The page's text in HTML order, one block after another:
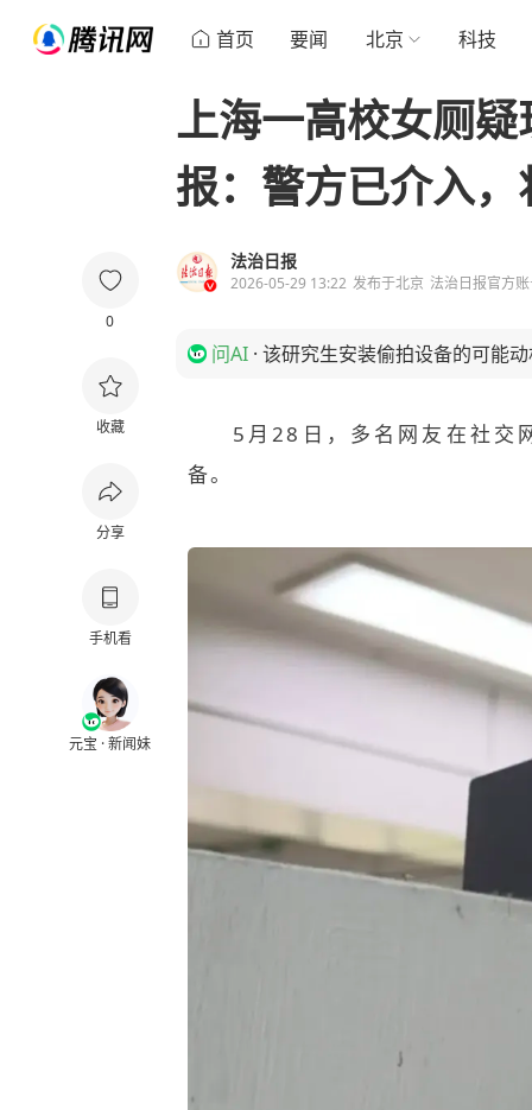
首页 要闻 北京 科技
0
收藏
分享
手机看
元宝 · 新闻妹
上海一高校女厕
报：警方已介入
法治日报
2026-05-29 13:22 发布于北京 法治日报官方
问AI · 该研究生安装偷拍设备的可能
5月28日，多名网友在社交
备。